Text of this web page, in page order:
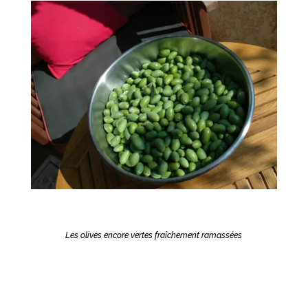
Les olives encore vertes fraîchement ramassées